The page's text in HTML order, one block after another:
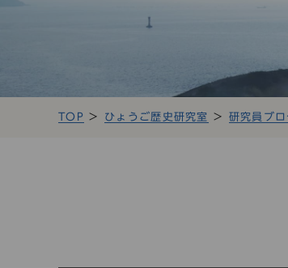
TOP ひょうご歴史研究室 研究員ブロ